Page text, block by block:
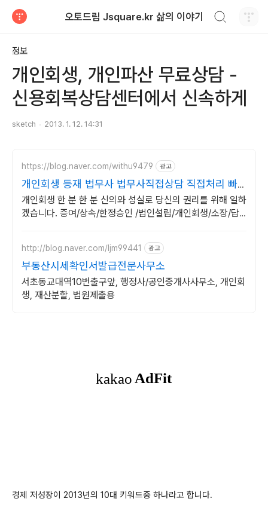
오토드림 Jsquare.kr 삶의 이야기
정보
개인회생, 개인파산 무료상담 -
신용회복상담센터에서 신속하게
sketch 2013. 1. 12. 14:31
https://blog.naver.com/withu9479 광고
개인회생 등재 법무사 법무사직접상담 직접처리 빠
름
개인회생 한 분 한 분 신의와 성실로 당신의 권리를 위해 일하
겠습니다. 증여/상속/한정승인 /법인설립/개인회생/소장/답
http://blog.naver.com/ljm99441 광고
부동산시세확인서발급전문사무소
서초동교대역10번출구앞, 행정사/공인중개사사무소, 개인회
생, 재산분할, 법원제출용
경제 저성장이 2013년의 10대 키워드중 하나라고 합니다.